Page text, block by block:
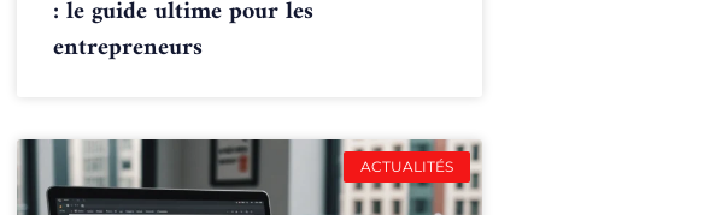
: le guide ultime pour les
entrepreneurs
ACTUALITÉS